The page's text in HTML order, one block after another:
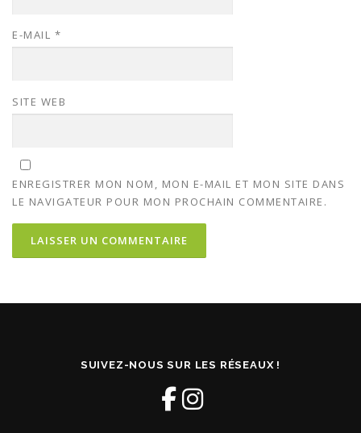
E-MAIL *
SITE WEB
ENREGISTRER MON NOM, MON E-MAIL ET MON SITE DANS
LE NAVIGATEUR POUR MON PROCHAIN COMMENTAIRE.
SUIVEZ-NOUS SUR LES RÉSEAUX !